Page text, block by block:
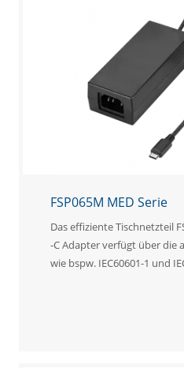
FSP065M MED Serie
Das effiziente Tischnetzteil
-C Adapter verfügt über die
wie bspw. IEC60601-1 und